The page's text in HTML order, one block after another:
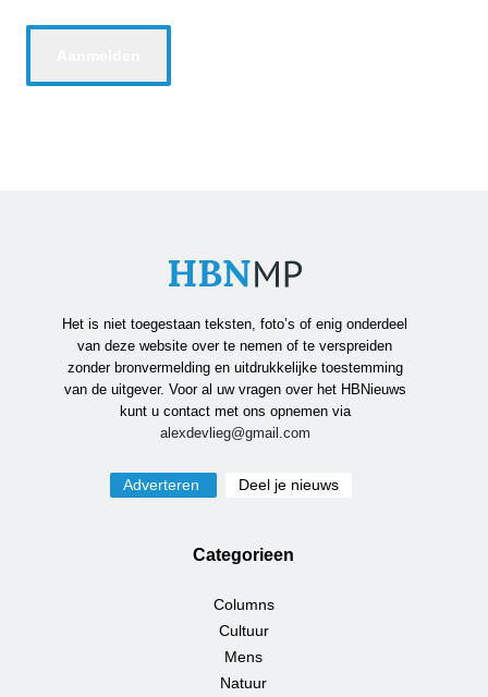
Het is niet toegestaan teksten, foto’s of enig onderdeel
van deze website over te nemen of te verspreiden
zonder bronvermelding en uitdrukkelijke toestemming
van de uitgever. Voor al uw vragen over het HBNieuws
kunt u contact met ons opnemen via
alexdevlieg@gmail.com
Adverteren Deel je nieuws
Categorieen
Columns
Cultuur
Mens
Natuur